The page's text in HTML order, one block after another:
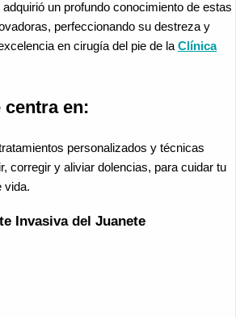
un profundo conocimiento de estas
perfeccionando su destreza y
en cirugía del pie de la Clínica
centra en:
personalizados y técnicas
corregir y aliviar dolencias, para cuidar tu
vida.
Invasiva del Juanete